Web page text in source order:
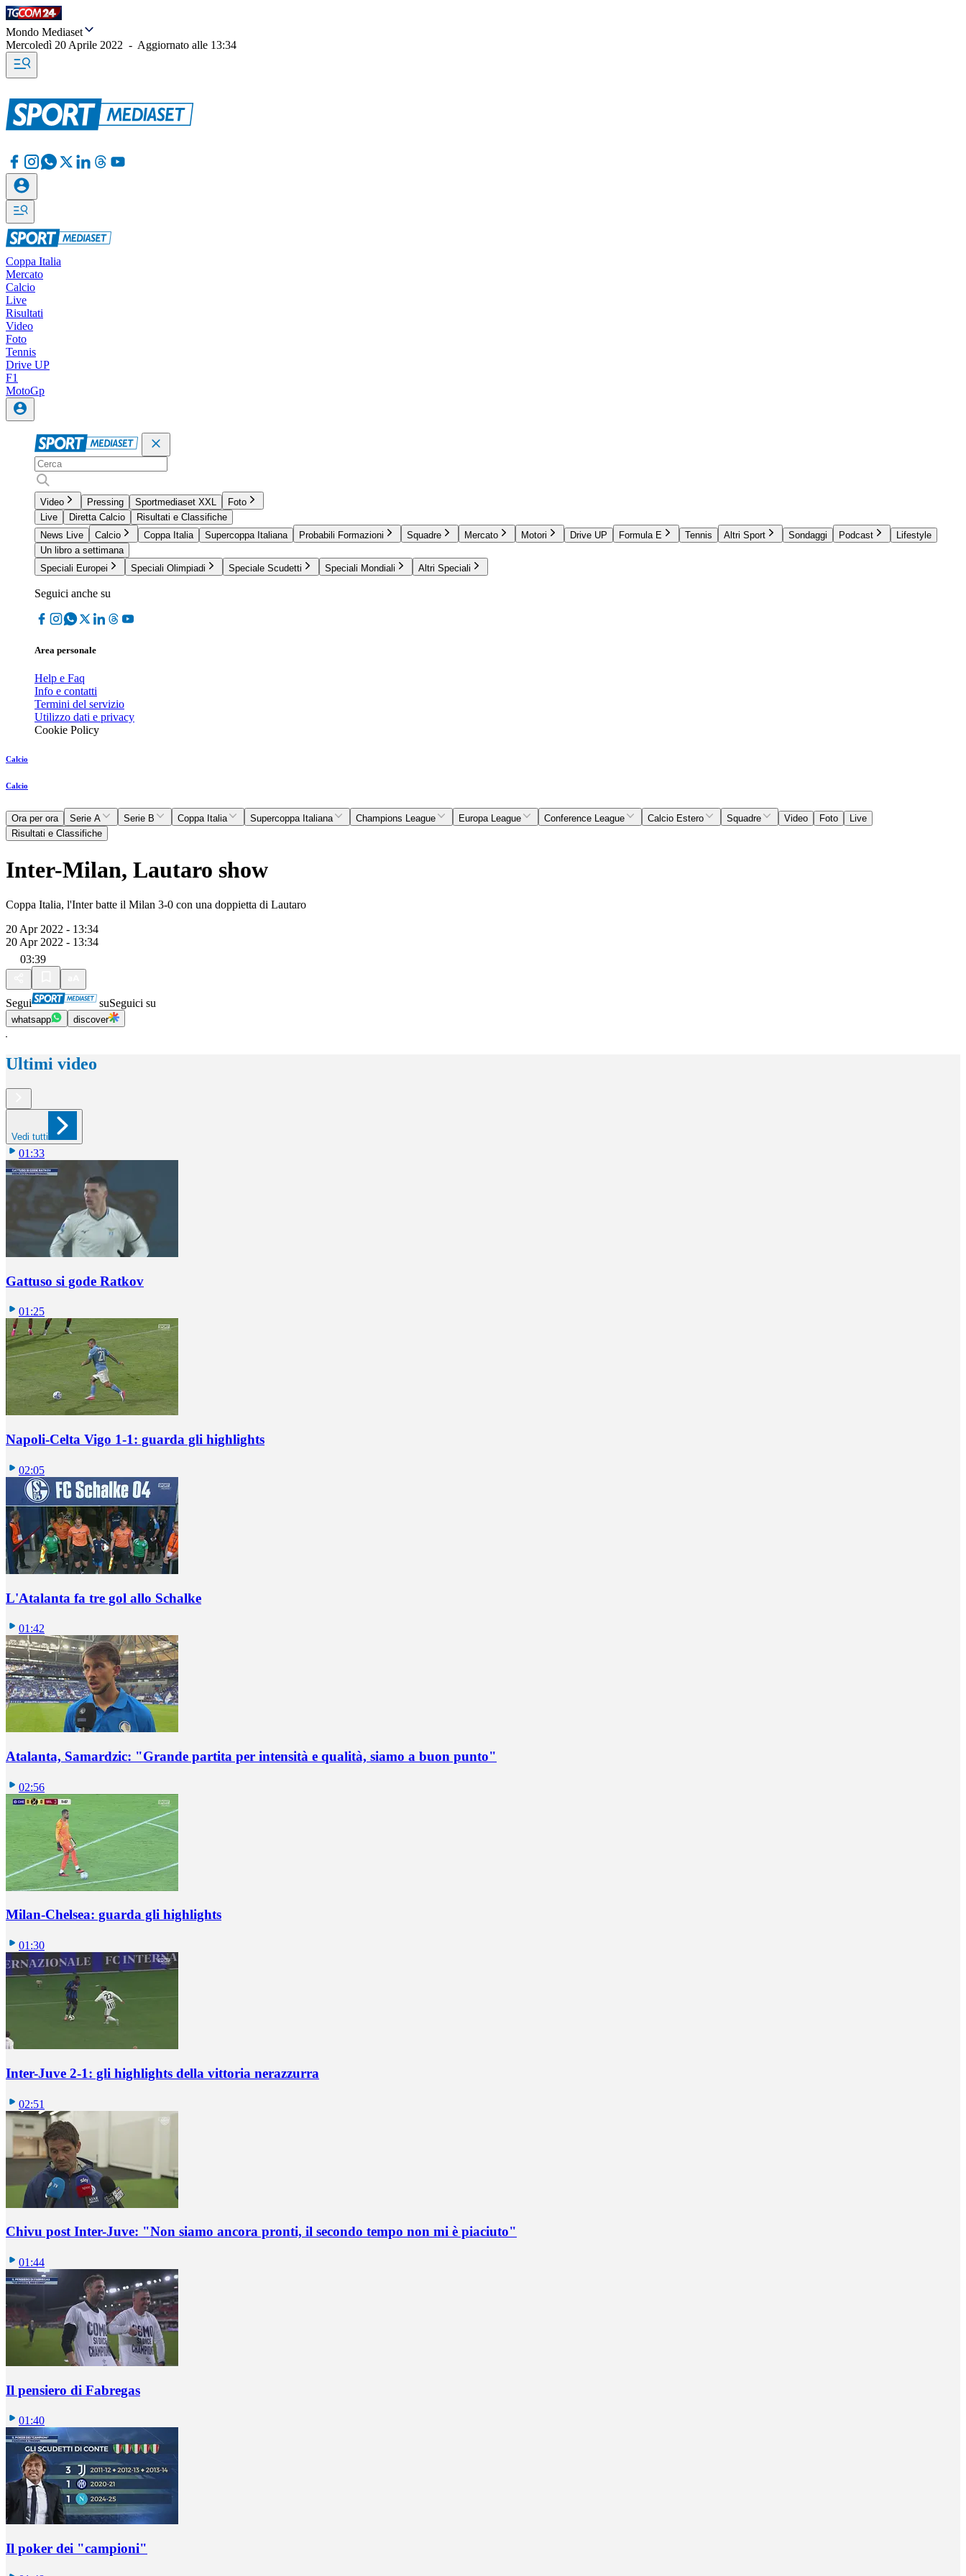
Mondo Mediaset
Mercoledì 20 Aprile 2022 - Aggiornato alle 13:34
Coppa Italia
Mercato
Calcio
Live
Risultati
Video
Foto
Tennis
Drive UP
F1
MotoGp
Video Pressing Sportmediaset XXL
Foto
Live
Diretta Calcio
Risultati e Classifiche
News Live
Calcio Coppa Italia Supercoppa Italiana Probabili Formazioni Squadre Mercato Motori Drive UP Formula E Tennis Altri Sport Sondaggi Podcast
Lifestyle
Un libro a settimana
Speciali Europei
Speciali Olimpiadi Speciale Scudetti Speciali Mondiali Altri Speciali
Seguici anche su
Area personale
Help e Faq
Info e contatti
Termini del servizio
Utilizzo dati e privacy
Cookie Policy
Calcio
Calcio
Ora per ora Serie A Serie B Coppa Italia Supercoppa Italiana Champions League Europa League Conference League Calcio Estero Squadre Video Foto
Live
Risultati e Classifiche
Inter-Milan, Lautaro show
Coppa Italia, l'Inter batte il Milan 3-0 con una doppietta di Lautaro
20 Apr 2022 - 13:34
20 Apr 2022 - 13:34
03:39
Segui suSeguici su
whatsapp discover
Ultimi video
Vedi tutti
01:33
Gattuso si gode Ratkov
01:25
Napoli-Celta Vigo 1-1: guarda gli highlights
02:05
L'Atalanta fa tre gol allo Schalke
01:42
Atalanta, Samardzic: "Grande partita per intensità e qualità, siamo a buon punto"
02:56
Milan-Chelsea: guarda gli highlights
01:30
Inter-Juve 2-1: gli highlights della vittoria nerazzurra
02:51
Chivu post Inter-Juve: "Non siamo ancora pronti, il secondo tempo non mi è piaciuto"
01:44
Il pensiero di Fabregas
01:40
Il poker dei "campioni"